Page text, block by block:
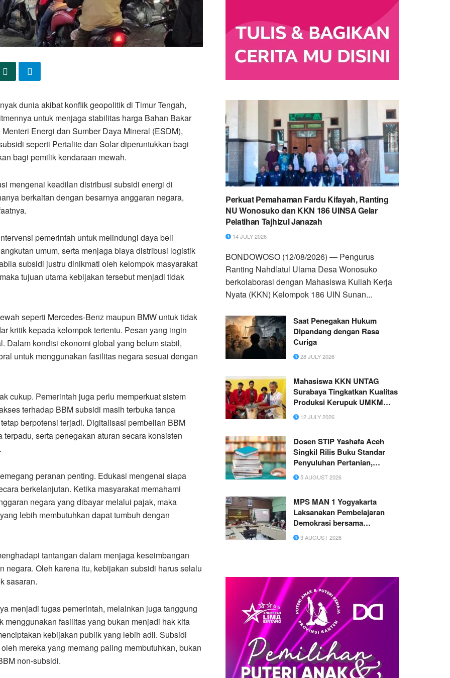
dunia akibat konflik geopolitik di Timur Tengah,
untuk menjaga stabilitas harga Bahan Bakar
Energi dan Sumber Daya Mineral (ESDM),
seperti Pertalite dan Solar diperuntukkan bagi
bagi pemilik kendaraan mewah.
mengenai keadilan distribusi subsidi energi di
berkaitan dengan besarnya anggaran negara,
pemerintah untuk melindungi daya beli
umum, serta menjaga biaya distribusi logistik
subsidi justru dinikmati oleh kelompok masyarakat
tujuan utama kebijakan tersebut menjadi tidak
seperti Mercedes-Benz maupun BMW untuk tidak
kritik kepada kelompok tertentu. Pesan yang ingin
Dalam kondisi ekonomi global yang belum stabil,
untuk menggunakan fasilitas negara sesuai dengan
cukup. Pemerintah juga perlu memperkuat sistem
terhadap BBM subsidi masih terbuka tanpa
berpotensi terjadi. Digitalisasi pembelian BBM
serta penegakan aturan secara konsisten
peranan penting. Edukasi mengenai siapa
berkelanjutan. Ketika masyarakat memahami
negara yang dibayar melalui pajak, maka
lebih membutuhkan dapat tumbuh dengan
tantangan dalam menjaga keseimbangan
Oleh karena itu, kebijakan subsidi harus selalu
sasaran.
menjadi tugas pemerintah, melainkan juga tanggung
fasilitas yang bukan menjadi hak kita
kebijakan publik yang lebih adil. Subsidi
mereka yang memang paling membutuhkan, bukan
non-subsidi.
Perkuat Pemahaman Fardu Kifayah, Ranting
NU Wonosuko dan KKN 186 UINSA Gelar
Pelatihan Tajhizul Janazah
14 JULY 2026
BONDOWOSO (12/08/2026) — Pengurus
Ranting Nahdlatul Ulama Desa Wonosuko
berkolaborasi dengan Mahasiswa Kuliah Kerja
Nyata (KKN) Kelompok 186 UIN Sunan...
Saat Penegakan Hukum
Dipandang dengan Rasa
Curiga
28 JULY 2026
Mahasiswa KKN UNTAG
Surabaya Tingkatkan Kualitas
Produksi Kerupuk UMKM
Latansa Melalui Penerapan
Spinner Peniris Minyak
12 JULY 2026
Dosen STIP Yashafa Aceh
Singkil Rilis Buku Standar
Penyuluhan Pertanian,
Perkuat Referensi Riset dan
Praktik Lapangan
5 AUGUST 2026
MPS MAN 1 Yogyakarta
Laksanakan Pembelajaran
Demokrasi bersama
Kesbangpol Kota Yogyakarta
3 AUGUST 2026